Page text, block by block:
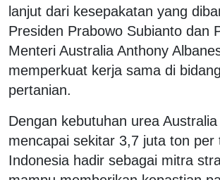
lanjut dari kesepakatan yang
Presiden Prabowo Subianto dan
Menteri Australia Anthony
memperkuat kerja sama di
pertanian.
Dengan kebutuhan urea
mencapai sekitar 3,7 juta ton per
Indonesia hadir sebagai mitra